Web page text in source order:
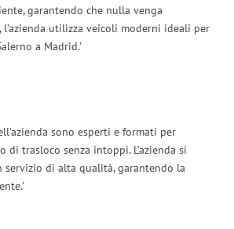
garantendo che nulla venga
utilizza veicoli moderni ideali per
a Madrid.’
sono esperti e formati per
di trasloco senza intoppi. L’azienda si
servizio di alta qualità, garantendo la